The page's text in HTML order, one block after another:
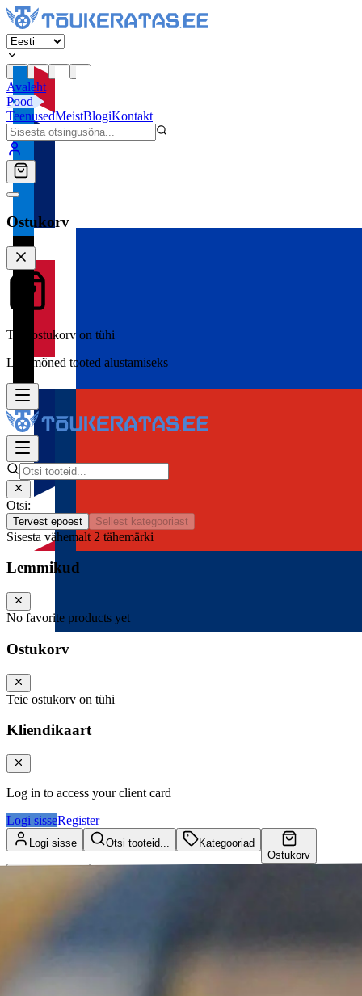
Avaleht
Pood
TeenusedMeistBlogiKontakt
Ostukorv
Teie ostukorv on tühi
Lisa mõned tooted alustamiseks
Otsi:
Tervest epoest Sellest kategooriast
Sisesta vähemalt 2 tähemärki
Lemmikud
No favorite products yet
Ostukorv
Teie ostukorv on tühi
Kliendikaart
Log in to access your client card
Logi sisseRegister
Logi sisse Otsi tooteid...
Kategooriad
Ostukorv